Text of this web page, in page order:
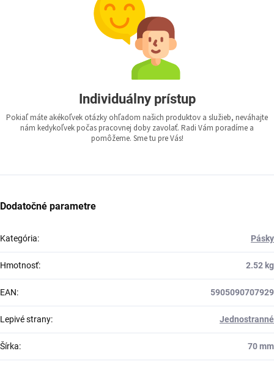
Individuálny prístup
Pokiaľ máte akékoľvek otázky ohľadom našich produktov a služieb, neváhajte
nám kedykoľvek počas pracovnej doby zavolať. Radi Vám poradíme a
pomôžeme. Sme tu pre Vás!
Dodatočné parametre
Kategória: Pásky
Hmotnosť: 2.52 kg
EAN: 5905090707929
Lepivé strany: Jednostranné
Šírka: 70 mm